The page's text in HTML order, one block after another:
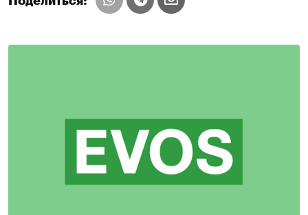
укрепляя позиции компании на рынке.
Найдите точки роста своего бизнеса —